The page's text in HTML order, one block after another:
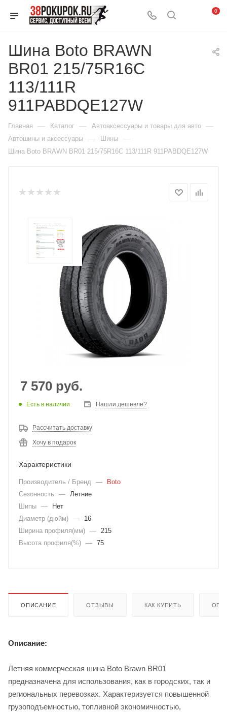
0
Шина Boto BRAWN
BR01 215/75R16С
113/111R
911PABDQE127W
Главная — Каталог — Автоаксессуары и товары для авто —
Автошины и аксессуары — Шины —
Шина Boto BRAWN BR01 215/75R16С 113/111R 911PABDQE127W
7 570 руб.
Есть в наличии Нашли дешевле?
Рассчитать доставку
Хочу в подарок
Характеристики
Производитель / Бренд —
Boto
Сезонность
— Летние
Шипы —
Нет
Диаметр (дюйм) —
16
Ширина профиля(мм) — 215
Высота профиля(%) — 75
ОПИСАНИЕ ОТЗЫВЫ КАК КУПИТЬ
Описание:
Летняя коммерческая шина Boto Brawn BR01
предназначена для использования, как в городских, так и
региональных перевозках. Характеризуется повышенной
грузоподъемностью, топливной экономичностью,